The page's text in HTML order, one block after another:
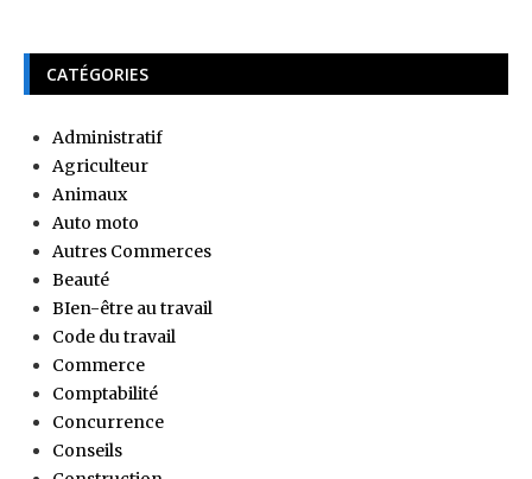
CATÉGORIES
Administratif
Agriculteur
Animaux
Auto moto
Autres Commerces
Beauté
BIen-être au travail
Code du travail
Commerce
Comptabilité
Concurrence
Conseils